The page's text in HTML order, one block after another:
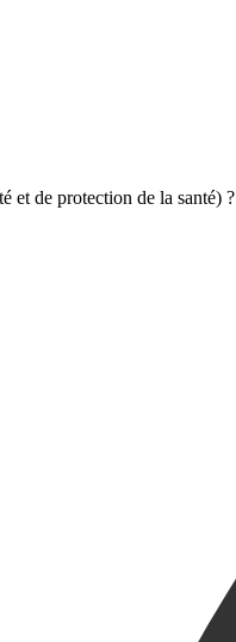
et de protection de la santé) ?